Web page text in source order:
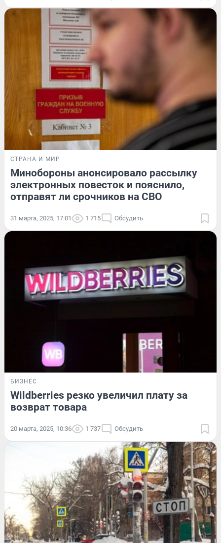
СТРАНА И МИР
Минобороны анонсировало рассылку
электронных повесток и пояснило,
отправят ли срочников на СВО
31 марта, 2025, 17:01 1 715 Обсудить
БИЗНЕС
Wildberries резко увеличил плату за
возврат товара
20 марта, 2025, 10:36 1 737 Обсудить